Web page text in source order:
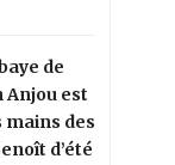
de
est
mains des
d’été